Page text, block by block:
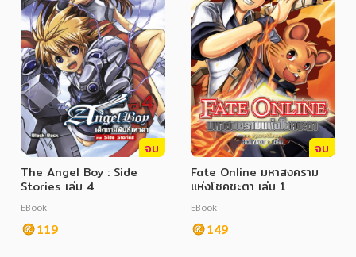
จบ
The Angel Boy : Side
Stories เล่ม 4
EBook
119
จบ
Fate Online มหาสงคราม
แห่งโชคชะตา เล่ม 1
EBook
149